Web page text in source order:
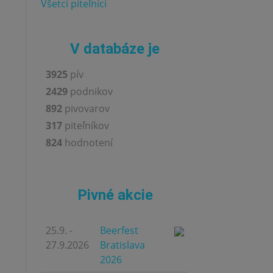
Všetci piteľníci
V databáze je
3925 pív
2429 podnikov
892 pivovarov
317 piteľníkov
824 hodnotení
Pivné akcie
25.9. -
27.9.2026
Beerfest
Bratislava
2026